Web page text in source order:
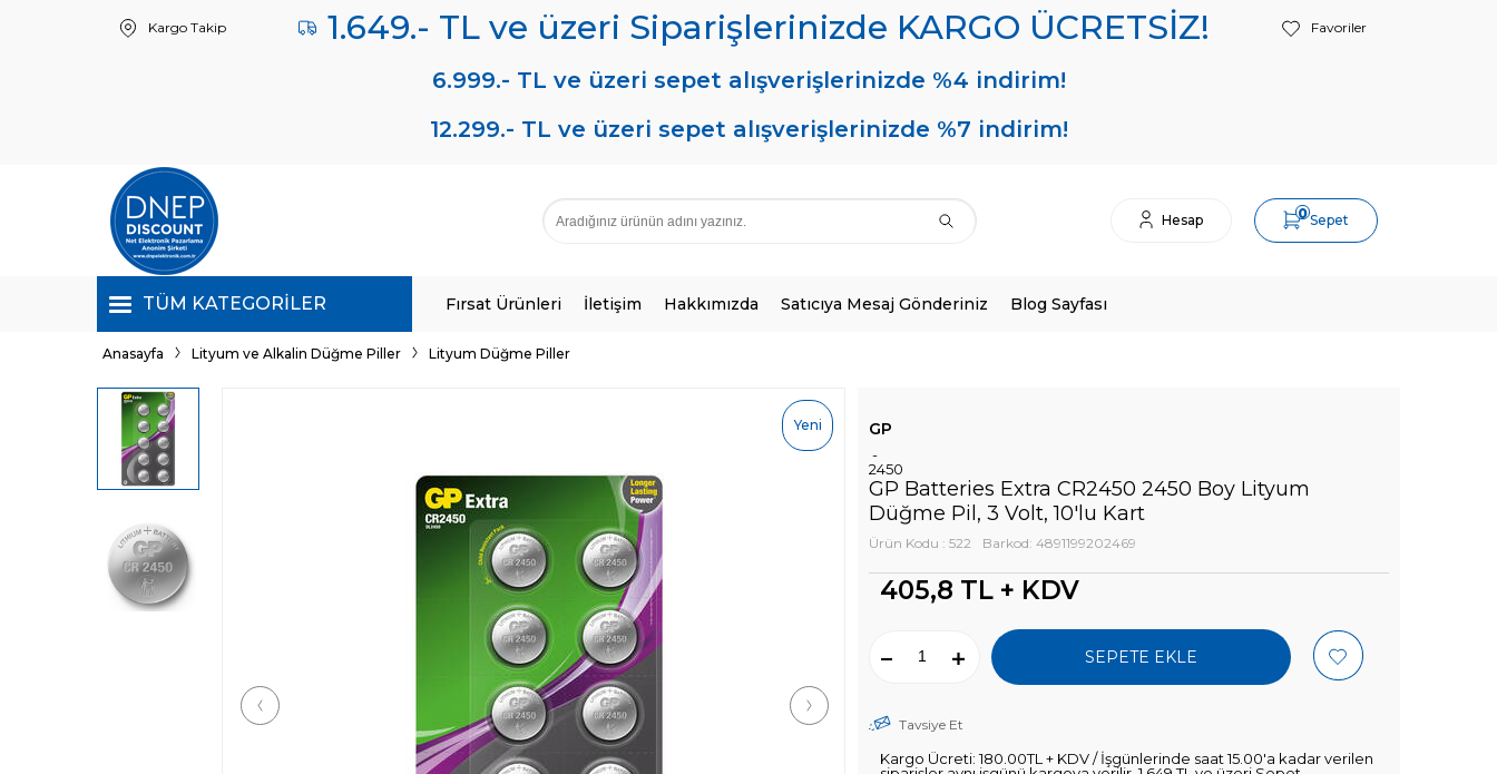
Kargo Takip 1.649.- TL ve üzeri Siparişlerinizde KARGO ÜCRETSİZ! Favoriler
6.999.- TL ve üzeri sepet alışverişlerinizde %4 indirim!
12.299.- TL ve üzeri sepet alışverişlerinizde %7 indirim!
Hesap 0Sepet
TÜM KATEGORILER Fırsat Ürünleri İletişim Hakkımızda Satıcıya Mesaj Gönderiniz Blog Sayfası
Anasayfa Lityum ve Alkalin Düğme Piller Lityum Düğme Piller
Yeni GP
-
2450
GP Batteries Extra CR2450 2450 Boy Lityum
Düğme Pil, 3 Volt, 10'lu Kart
Ürün Kodu : 522 Barkod: 4891199202469
405,8 TL + KDV
SEPETE EKLE
Tavsiye Et
Kargo Ücreti: 180.00TL + KDV / İşgünlerinde saat 15.00'a kadar verilen